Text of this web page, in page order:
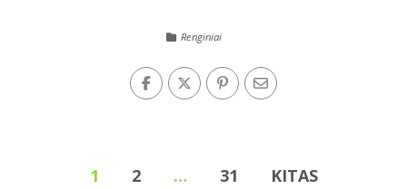
Renginiai
1 2 … 31 KITAS